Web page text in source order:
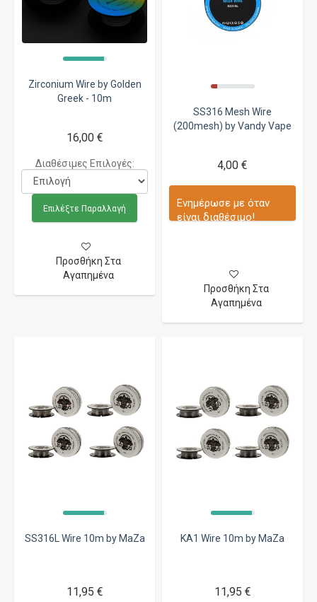
Zirconium Wire by Golden
Greek - 10m
16,00 €
Διαθέσιμες Επιλογές:
Επιλέξτε Παραλλαγή
Προσθήκη Στα
Αγαπημένα
SS316 Mesh Wire
(200mesh) by Vandy Vape
4,00 €
Ενημέρωσε με όταν
είναι διαθέσιμο!
Προσθήκη Στα
Αγαπημένα
SS316L Wire 10m by MaZa
11,95 €
KA1 Wire 10m by MaZa
11,95 €